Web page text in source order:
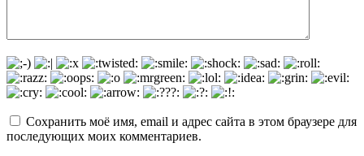
Сохранить моё имя, email и адрес сайта в этом браузере для
последующих моих комментариев.